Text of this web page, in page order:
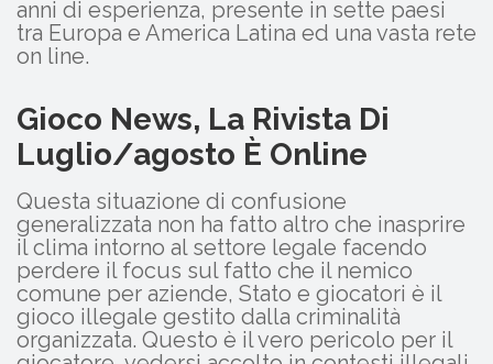
anni di esperienza, presente in sette paesi
tra Europa e America Latina ed una vasta rete
on line.
Gioco News, La Rivista Di
Luglio/agosto È Online
Questa situazione di confusione
generalizzata non ha fatto altro che inasprire
il clima intorno al settore legale facendo
perdere il focus sul fatto che il nemico
comune per aziende, Stato e giocatori è il
gioco illegale gestito dalla criminalità
organizzata. Questo è il vero pericolo per il